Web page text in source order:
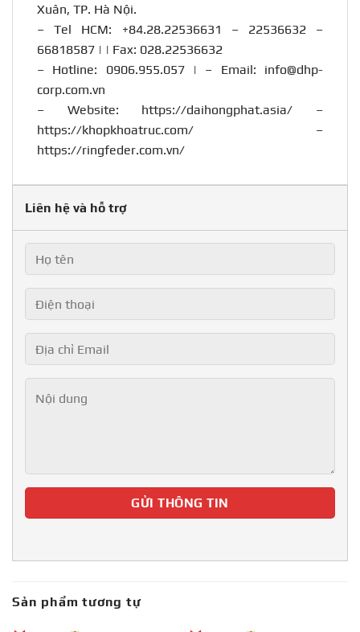
Xuân, TP. Hà Nội.
– Tel HCM: +84.28.22536631 – 22536632 –
66818587 | | Fax: 028.22536632
– Hotline: 0906.955.057| – Email: info@dhp-
corp.com.vn
– Website: https://daihongphat.asia/ –
https://khopkhoatruc.com/ –
https://ringfeder.com.vn/
Liên hệ và hỗ trợ
Sản phẩm tương tự